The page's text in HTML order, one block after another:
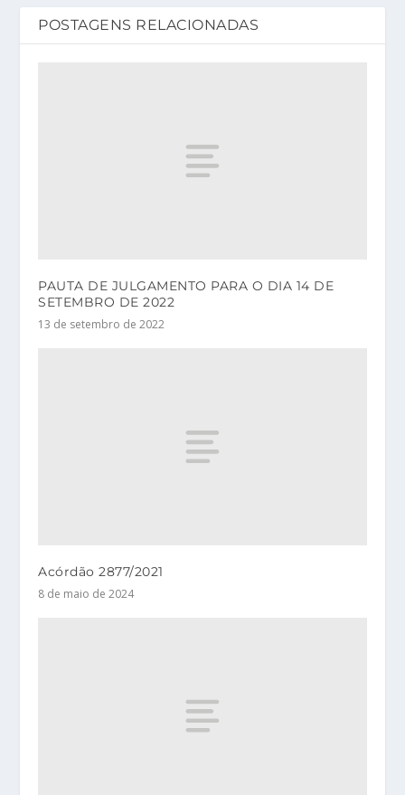
POSTAGENS RELACIONADAS
PAUTA DE JULGAMENTO PARA O DIA 14 DE
SETEMBRO DE 2022
13 de setembro de 2022
Acórdão 2877/2021
8 de maio de 2024